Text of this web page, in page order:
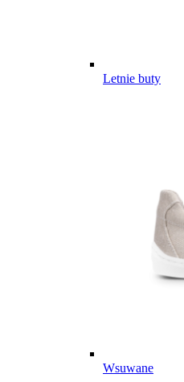
Letnie buty
Wsuwane